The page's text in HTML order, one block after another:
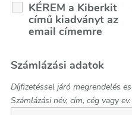
KÉREM a Kiberkit
című kiadványt az
email címemre
Számlázási adatok
Díjfizetéssel járó megrendelés
Számlázási név, cím, cég vagy